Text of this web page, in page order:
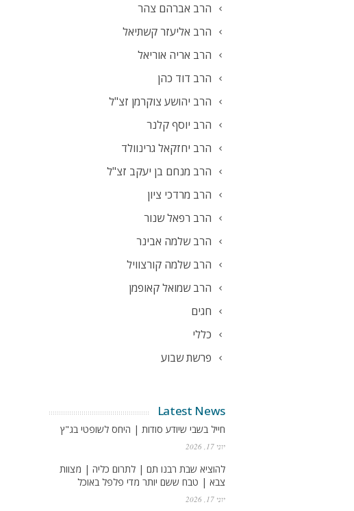
הרב אברהם צהר
הרב אליעזר קשתיאל
הרב אריה אוריאל
הרב דוד כהן
הרב יהושע צוקרמן זצ"ל
הרב יוסף קלנר
הרב יחזקאל גרינוולד
הרב מנחם בן יעקב זצ"ל
הרב מרדכי ציון
הרב רפאל שנור
הרב שלמה אבינר
הרב שלמה קורצוויל
הרב שמואל קאופמן
חגים
כללי
פרשת שבוע
Latest News
חייל בשבי שיודע סודות | היחס לשופטי בג"ץ
יוני 17, 2026
להוציא שבת רבנו תם | לתרום כליה | מצוות
צבא | טבח ששם יותר מדי פלפל באוכל
יוני 17, 2026